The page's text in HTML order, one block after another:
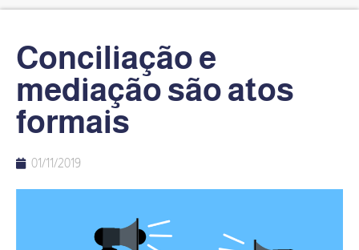
Conciliação e
mediação são atos
formais
01/11/2019